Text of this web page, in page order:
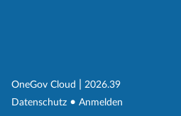
OneGov Cloud (External Link)
2026.39
Datenschutz (External Link)
Anmelden